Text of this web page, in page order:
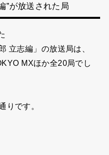
”が放送された局
立志編」の放送局は、
MXほか全20局でし
りです。